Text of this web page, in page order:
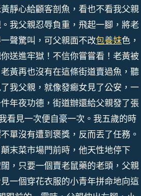
靜心給顧客剖魚，看也不看我父親
我父親忍辱負重，飛起一腳，將老
聲驚叫，可父親面不改包養妹色，
送進牢獄！不信你嘗嘗看！老黃被
黃再也沒有在這條街道賣過魚，聽
我父親，就像發㾿女見了公安，一
年夜功德，街道辦還給父親發了張
看見一次便自豪一次。我五歲的時
單沒有遭到褒獎，反而丟了任務。
末菜市場門前時，他天性地停下
，只要一個賣老鼠藥的老頭，父親
一個穿花衣服的小青年拼命地向這